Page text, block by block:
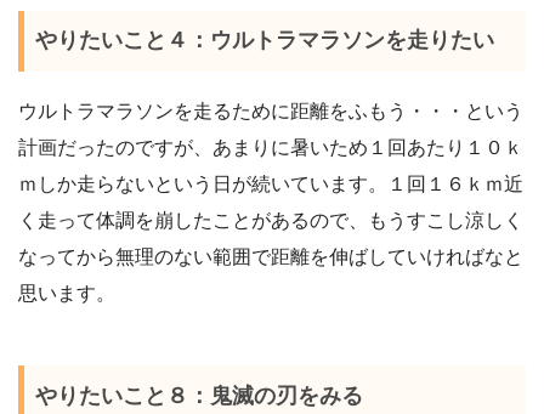
やりたいこと４：ウルトラマラソンを走りたい
ウルトラマラソンを走るために距離をふもう・・・という
計画だったのですが、あまりに暑いため１回あたり１０ｋ
ｍしか走らないという日が続いています。１回１６ｋｍ近
く走って体調を崩したことがあるので、もうすこし涼しく
なってから無理のない範囲で距離を伸ばしていければなと
思います。
やりたいこと８：鬼滅の刃をみる